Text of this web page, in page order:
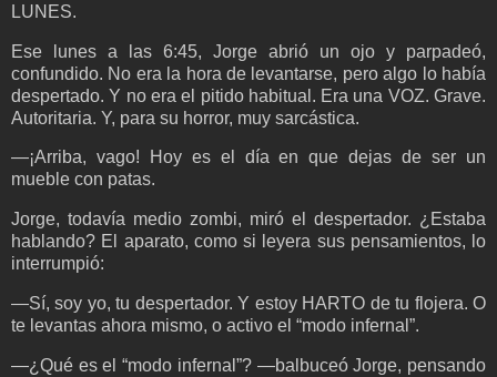
LUNES.
Ese lunes a las 6:45, Jorge abrió un ojo y parpadeó,
confundido. No era la hora de levantarse, pero algo lo había
despertado. Y no era el pitido habitual. Era una VOZ. Grave.
Autoritaria. Y, para su horror, muy sarcástica.
—¡Arriba, vago! Hoy es el día en que dejas de ser un
mueble con patas.
Jorge, todavía medio zombi, miró el despertador. ¿Estaba
hablando? El aparato, como si leyera sus pensamientos, lo
interrumpió:
—Sí, soy yo, tu despertador. Y estoy HARTO de tu flojera. O
te levantas ahora mismo, o activo el “modo infernal”.
—¿Qué es el “modo infernal”? —balbuceó Jorge, pensando